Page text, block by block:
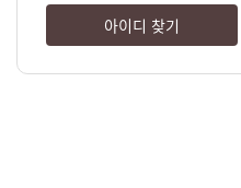
아이디 찾기